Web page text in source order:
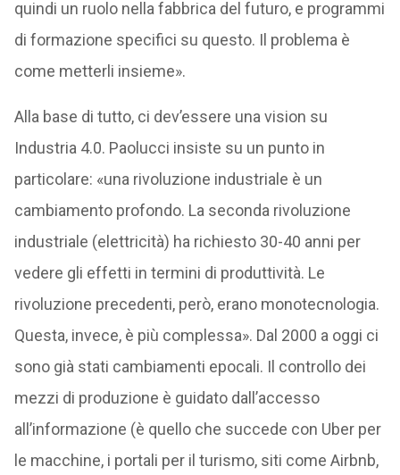
quindi un ruolo nella fabbrica del futuro, e programmi
di formazione specifici su questo. Il problema è
come metterli insieme».
Alla base di tutto, ci dev’essere una vision su
Industria 4.0. Paolucci insiste su un punto in
particolare: «una rivoluzione industriale è un
cambiamento profondo. La seconda rivoluzione
industriale (elettricità) ha richiesto 30-40 anni per
vedere gli effetti in termini di produttività. Le
rivoluzione precedenti, però, erano monotecnologia.
Questa, invece, è più complessa». Dal 2000 a oggi ci
sono già stati cambiamenti epocali. Il controllo dei
mezzi di produzione è guidato dall’accesso
all’informazione (è quello che succede con Uber per
le macchine, i portali per il turismo, siti come Airbnb,